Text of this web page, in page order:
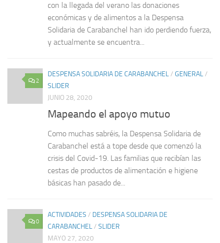
con la llegada del verano las donaciones
económicas y de alimentos a la Despensa
Solidaria de Carabanchel han ido perdiendo fuerza,
y actualmente se encuentra...
2
DESPENSA SOLIDARIA DE CARABANCHEL/ GENERAL/
SLIDER
JUNIO 28, 2020
Mapeando el apoyo mutuo
Como muchas sabréis, la Despensa Solidaria de
Carabanchel está a tope desde que comenzó la
crisis del Covid-19. Las familias que recibían las
cestas de productos de alimentación e higiene
básicas han pasado de...
0
ACTIVIDADES / DESPENSA SOLIDARIA DE
CARABANCHEL/ SLIDER
MAYO 27, 2020